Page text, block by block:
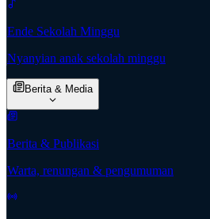
Ende Sekolah Minggu
Nyanyian anak sekolah minggu
Berita & Media
Berita & Publikasi
Warta, renungan & pengumuman